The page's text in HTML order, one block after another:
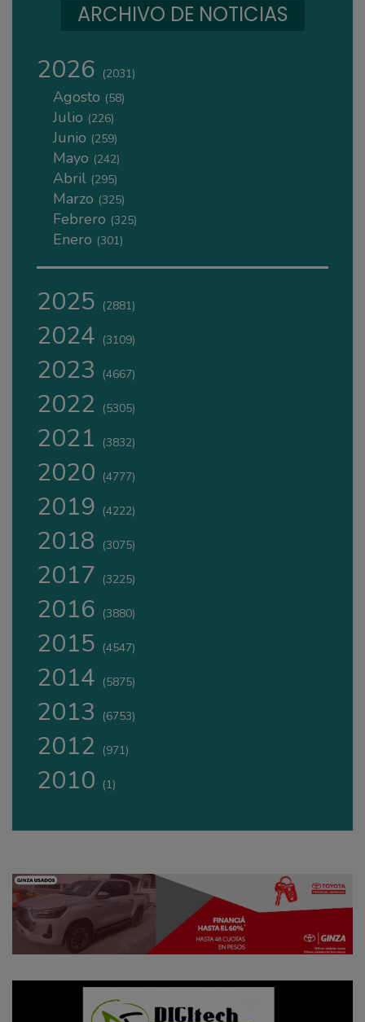
ARCHIVO DE NOTICIAS
2026 (2031)
Agosto (58)
Julio (226)
Junio (259)
Mayo (242)
Abril (295)
Marzo (325)
Febrero (325)
Enero (301)
2025 (2881)
2024 (3109)
2023 (4667)
2022 (5305)
2021 (3832)
2020 (4777)
2019 (4222)
2018 (3075)
2017 (3225)
2016 (3880)
2015 (4547)
2014 (5875)
2013 (6753)
2012 (971)
2010 (1)